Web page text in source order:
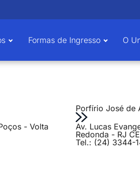
Formas de Ingresso O
- Volta
Porfírio José de
Av. Lucas
Redonda - RJ
Tel.: (24) 3344-